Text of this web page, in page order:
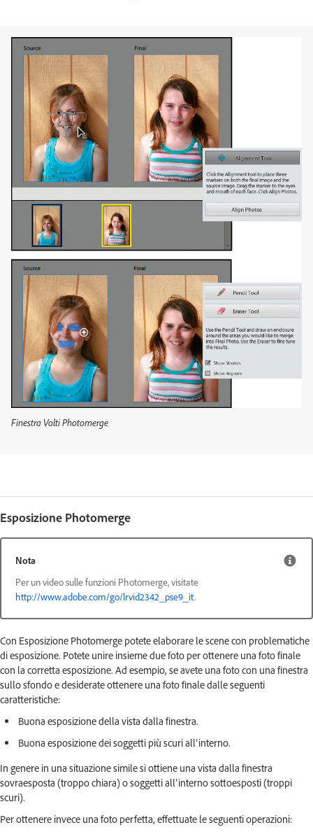
Finestra Volti Photomerge
Esposizione Photomerge
Nota
Per un video sulle funzioni Photomerge, visitate
http://www.adobe.com/go/lrvid2342_pse9_it.
Con Esposizione Photomerge potete elaborare le scene con problematiche
di esposizione. Potete unire insieme due foto per ottenere una foto finale
con la corretta esposizione. Ad esempio, se avete una foto con una finestra
sullo sfondo e desiderate ottenere una foto finale dalle seguenti
caratteristiche:
Buona esposizione della vista dalla finestra.
Buona esposizione dei soggetti più scuri all’interno.
In genere in una situazione simile si ottiene una vista dalla finestra
sovraesposta (troppo chiara) o soggetti all’interno sottoesposti (troppi
scuri).
Per ottenere invece una foto perfetta, effettuate le seguenti operazioni: